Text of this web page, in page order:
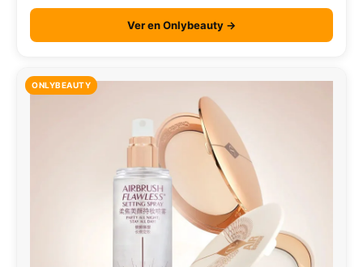
Ver en Onlybeauty →
ONLYBEAUTY